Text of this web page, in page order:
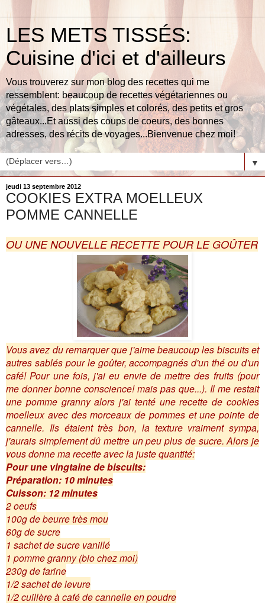
LES METS TISSÉS:
Cuisine d'ici et d'ailleurs
Vous trouverez sur mon blog des recettes qui me
ressemblent: beaucoup de recettes végétariennes ou
végétales, des plats simples et colorés, des petits et gros
gâteaux...Et aussi des coups de coeurs, des bonnes
adresses, des récits de voyages...Bienvenue chez moi!
▼
jeudi 13 septembre 2012
COOKIES EXTRA MOELLEUX
POMME CANNELLE
OU UNE NOUVELLE RECETTE POUR LE GOÛTER
Vous avez du remarquer que j'aime beaucoup les biscuits et
autres sablés pour le goûter, accompagnés d'un thé ou d'un
café! Pour une fois, j'ai eu envie de mettre des fruits (pour
me donner bonne conscience! mais pas que...). Il me restait
une pomme granny alors j'ai tenté une recette de cookies
moelleux avec des morceaux de pommes et une pointe de
cannelle. Ils étaient très bon, la texture vraiment sympa,
j'aurais simplement dû mettre un peu plus de sucre. Alors je
vous donne ma recette avec la juste quantité:
Pour une vingtaine de biscuits:
Préparation: 10 minutes
Cuisson: 12 minutes
2 oeufs
100g de beurre très mou
60g de sucre
1 sachet de sucre vanillé
1 pomme granny (bio chez moi)
230g de farine
1/2 sachet de levure
1/2 cuillère à café de cannelle en poudre